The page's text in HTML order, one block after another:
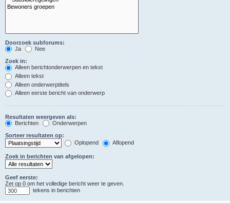
Doorzoek subforums:
Ja
Nee
Zoek in:
Alleen berichtonderwerpen en tekst
Alleen tekst
Alleen onderwerptitels
Alleen eerste bericht van onderwerp
Resultaten weergeven als:
Berichten
Onderwerpen
Sorteer resultaten op:
Oplopend
Aflopend
Zoek in berichten van afgelopen:
Geef eerste:
Zet op 0 om het volledige bericht weer te geven.
tekens in berichten